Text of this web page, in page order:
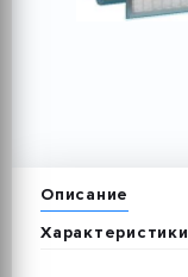
Описание
Характеристики